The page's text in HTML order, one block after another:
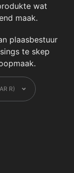
wat
maak.
plaasbestuur
te skep
R)